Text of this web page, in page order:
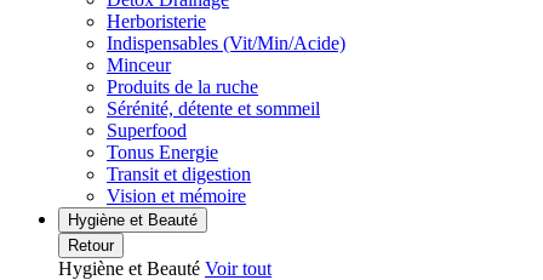
Herboristerie
Indispensables (Vit/Min/Acide)
Minceur
Produits de la ruche
Sérénité, détente et sommeil
Superfood
Tonus Energie
Transit et digestion
Vision et mémoire
Hygiène et Beauté
Retour
Hygiène et Beauté Voir tout